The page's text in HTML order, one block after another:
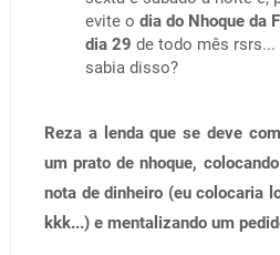
evite odia do Nhoque da
dia 29 de todo mês
sabia disso?
Reza a lenda que se deve
um prato de nhoque,
nota de dinheiro (eu colocaria
kkk...) e mentalizando um